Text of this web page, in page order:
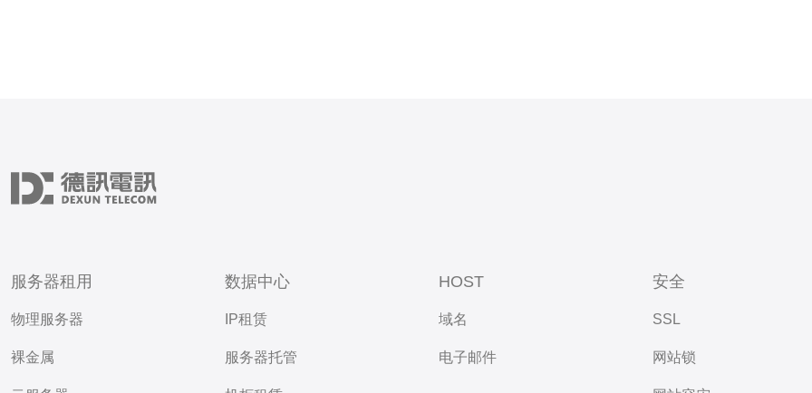
服务器租用
物理服务器
裸金属
数据中心
IP租赁
服务器托管
HOST
域名
电子邮件
安全
SSL
网站锁